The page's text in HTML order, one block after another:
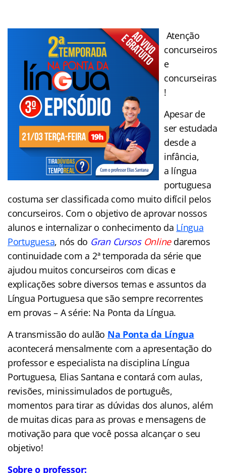
Atenção
concurseiros
e
concurseiras
!
Apesar de
ser estudada
desde a
infância,
a língua
portuguesa
costuma ser classificada como muito difícil pelos
concurseiros. Com o objetivo de aprovar nossos
alunos e internalizar o conhecimento da Língua
Portuguesa, nós do Gran Cursos Onlinedaremos
continuidade com a 2ª temporada da série que
ajudou muitos concurseiros com dicas e
explicações sobre diversos temas e assuntos da
Língua Portuguesa que são sempre recorrentes
em provas – A série: Na Ponta da Língua.
A transmissão do aulão Na Ponta da Língua
acontecerá mensalmente com a apresentação do
professor e especialista na disciplina Língua
Portuguesa, Elias Santana e contará com aulas,
revisões, minissimulados de português,
momentos para tirar as dúvidas dos alunos, além
de muitas dicas para as provas e mensagens de
motivação para que você possa alcançar o seu
objetivo!
Sobre o professor: